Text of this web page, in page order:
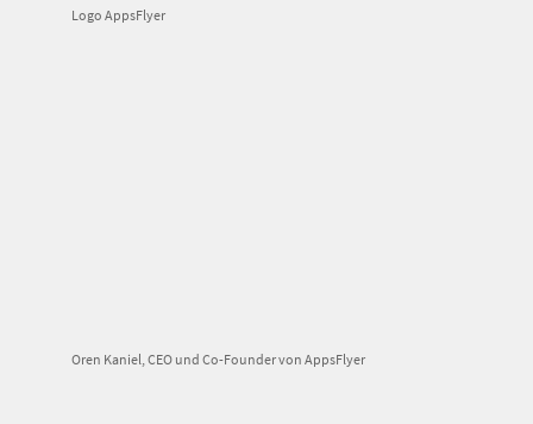
Logo AppsFlyer
Oren Kaniel, CEO und Co-Founder von AppsFlyer